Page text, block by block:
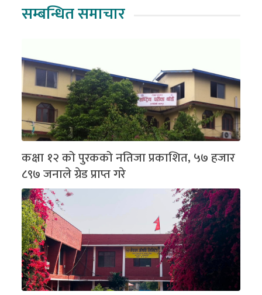
सम्बन्धित समाचार
कक्षा १२ को पुरकको नतिजा प्रकाशित, ५७ हजार
८९७ जनाले ग्रेड प्राप्त गरे